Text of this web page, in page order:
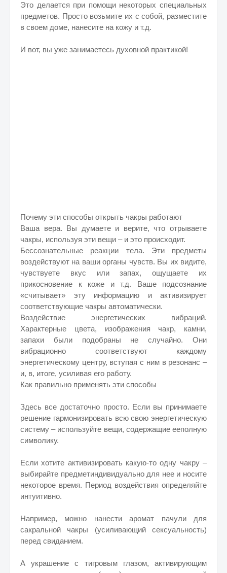
Это делается при помощи некоторых специальных
предметов. Просто возьмите их с собой, разместите
в своем доме, нанесите на кожу и т.д.
И вот, вы уже занимаетесь духовной практикой!
Почему эти способы открыть чакры работают
Ваша вера. Вы думаете и верите, что отрываете
чакры, используя эти вещи – и это происходит.
Бессознательные реакции тела. Эти предметы
воздействуют на ваши органы чувств. Вы их видите,
чувствуете вкус или запах, ощущаете их
прикосновение к коже и т.д. Ваше подсознание
«считывает» эту информацию и активизирует
соответствующие чакры автоматически.
Воздействие энергетических вибраций.
Характерные цвета, изображения чакр, камни,
запахи были подобраны не случайно. Они
вибрационно соответствуют каждому
энергетическому центру, вступая с ним в резонанс –
и, в, итоге, усиливая его работу.
Как правильно применять эти способы
Здесь все достаточно просто. Если вы принимаете
решение гармонизировать всю свою энергетическую
систему – используйте вещи, содержащие ееполную
символику.
Если хотите активизировать какую-то одну чакру –
выбирайте предметиндивидуально для нее и носите
некоторое время. Период воздействия определяйте
интуитивно.
Например, можно нанести аромат пачули для
сакральной чакры (усиливающий сексуальность)
перед свиданием.
А украшение с тигровым глазом, активирующим